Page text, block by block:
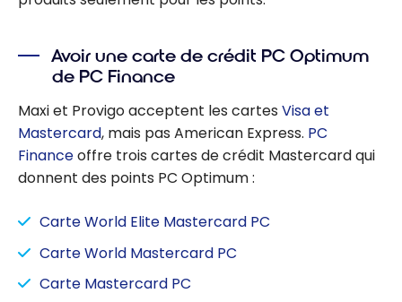
Avoir une carte de crédit PC Optimum
de PC Finance
Maxi et Provigo acceptent les cartes Visa et
Mastercard, mais pas American Express. PC
Financeoffre trois cartes de crédit Mastercard qui
donnent des points PC Optimum :
Carte World Elite Mastercard PC
Carte World Mastercard PC
Carte Mastercard PC